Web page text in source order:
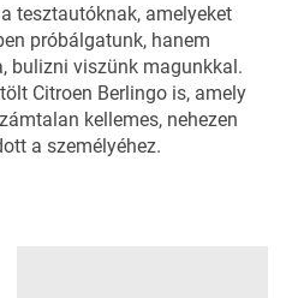
tesztautóknak, amelyeket
próbálgatunk, hanem
bulizni viszünk magunkkal.
Citroen Berlingo is, amely
kellemes, nehezen
a személyéhez.